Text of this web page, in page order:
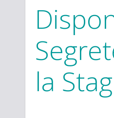
MICHAEL MANDO
la